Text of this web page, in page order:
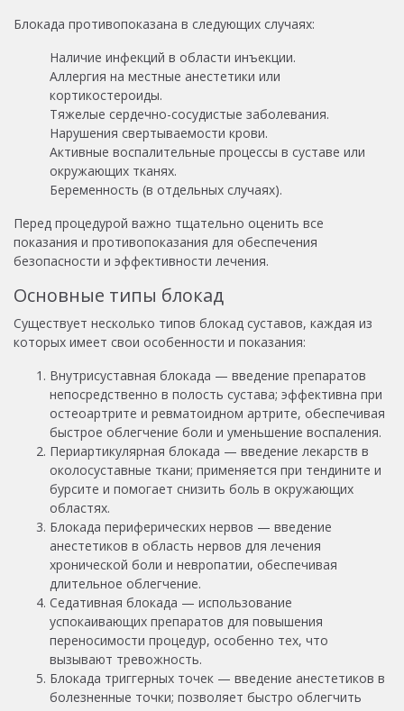
Блокада противопоказана в следующих случаях:
Наличие инфекций в области инъекции.
Аллергия на местные анестетики или
кортикостероиды.
Тяжелые сердечно-сосудистые заболевания.
Нарушения свертываемости крови.
Активные воспалительные процессы в суставе или
окружающих тканях.
Беременность (в отдельных случаях).
Перед процедурой важно тщательно оценить все
показания и противопоказания для обеспечения
безопасности и эффективности лечения.
Основные типы блокад
Существует несколько типов блокад суставов, каждая из
которых имеет свои особенности и показания:
Внутрисуставная блокада — введение препаратов
непосредственно в полость сустава; эффективна при
остеоартрите и ревматоидном артрите, обеспечивая
быстрое облегчение боли и уменьшение воспаления.
Периартикулярная блокада — введение лекарств в
околосуставные ткани; применяется при тендините и
бурсите и помогает снизить боль в окружающих
областях.
Блокада периферических нервов — введение
анестетиков в область нервов для лечения
хронической боли и невропатии, обеспечивая
длительное облегчение.
Седативная блокада — использование
успокаивающих препаратов для повышения
переносимости процедур, особенно тех, что
вызывают тревожность.
Блокада триггерных точек — введение анестетиков в
болезненные точки; позволяет быстро облегчить